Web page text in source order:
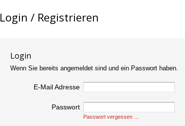
Login / Registrieren
Login
Wenn Sie bereits angemeldet sind und ein Passwort haben.
E-Mail Adresse
Passwort
Passwort vergessen …